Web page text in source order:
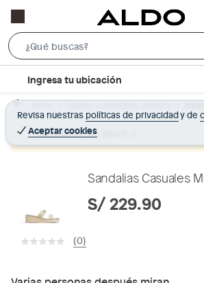
e
r
c
B
r
c
t
n
Ingresa tu ubicación
Revisa nuestras políticas de privacidadyde
Aceptar cookies
Home Calzado y zapatillas - Zapatos
Producto sin stock :(
Sandalias Casuales
S/ 229.90
(0)